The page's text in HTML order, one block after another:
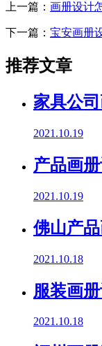
上一篇： 画册设计
下一篇： 宝安画册
推荐文章
家具公
2021.10.19
产品画
2021.10.19
佛山产
2021.10.18
服装画
2021.10.18